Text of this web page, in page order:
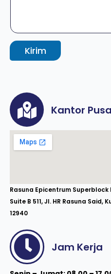
Kirim
Kantor
Rasuna Epicentrum
Suite B 511, Jl. HR Rasuna
12940
Jam Kerja